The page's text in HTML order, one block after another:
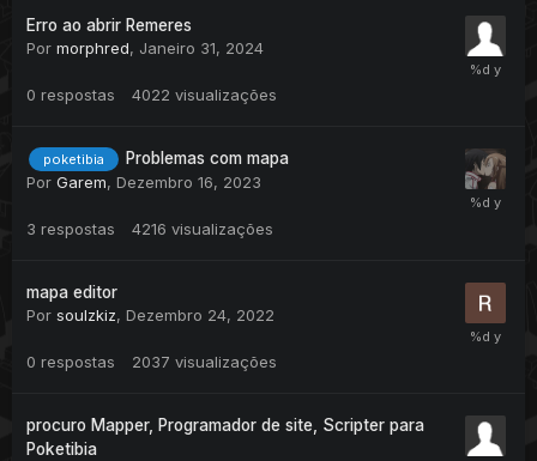
Erro ao abrir Remeres
Por morphred, Janeiro 31, 2024
0 respostas 4022 visualizações
poketibia
Problemas com mapa
Por Garem, Dezembro 16, 2023
3 respostas 4216 visualizações
mapa editor
Por soulzkiz, Dezembro 24, 2022
0 respostas 2037 visualizações
procuro Mapper, Programador de site, Scripter para
Poketibia